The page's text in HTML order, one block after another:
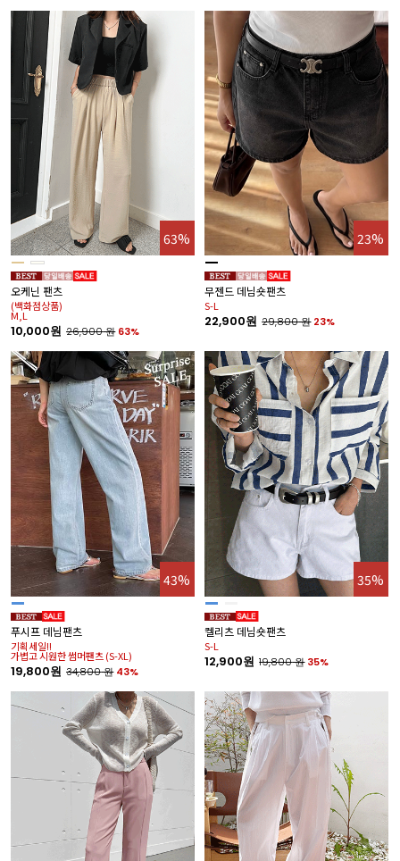
63%
오케닌 팬츠
(백화점상품)
M,L
10,000원 26,900원 63%
23%
무젠드 데님숏팬츠
S-L
22,900원 29,800원 23%
43%
푸시프 데님팬츠
기획세일!!
가볍고 시원한 썸머팬츠 (S-XL)
19,800원 34,800원 43%
35%
켈리츠 데님숏팬츠
S-L
12,900원 19,800원 35%